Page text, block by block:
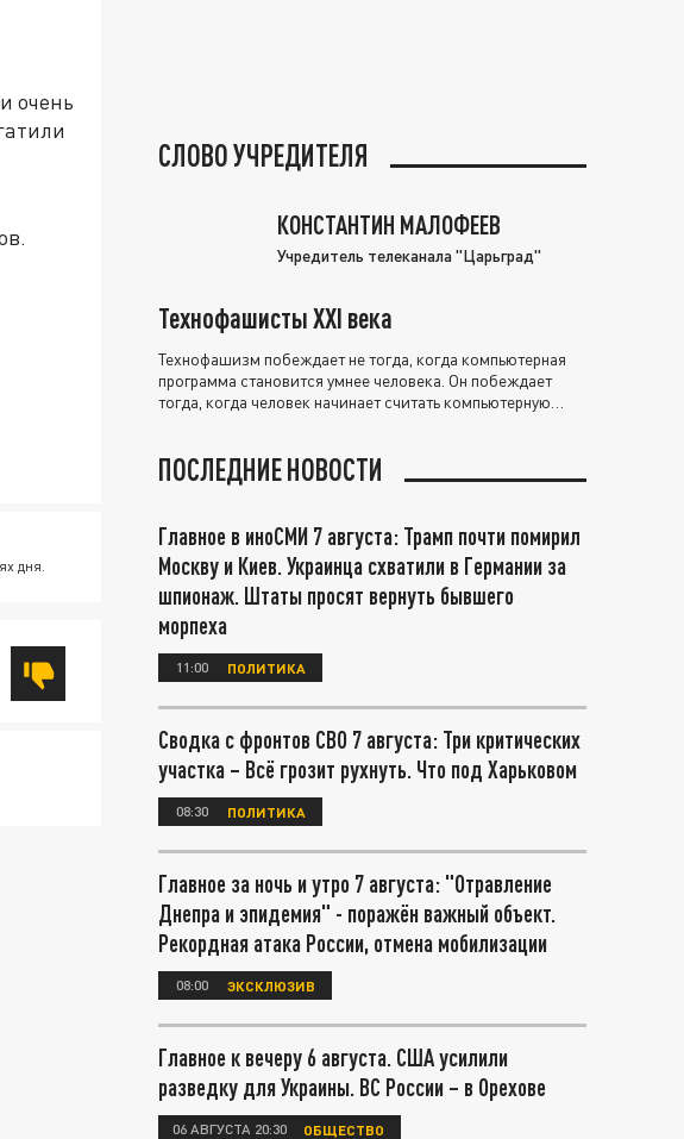
очень
дня.
СЛОВО УЧРЕДИТЕЛЯ
КОНСТАНТИН МАЛОФЕЕВ
Учредитель телеканала "Царьград"
Технофашисты XXI века
Технофашизм побеждает не тогда, когда компьютерная
программа становится умнее человека. Он побеждает
тогда, когда человек начинает считать компьютерную
ПОСЛЕДНИЕ НОВОСТИ
Главное в иноСМИ 7 августа: Трамп почти помирил
Москву и Киев. Украинца схватили в Германии за
шпионаж. Штаты просят вернуть бывшего
морпеха
11:00 ПОЛИТИКА
Сводка с фронтов СВО 7 августа: Три критических
участка – Всё грозит рухнуть. Что под Харьковом
08:30 ПОЛИТИКА
Главное за ночь и утро 7 августа: "Отравление
Днепра и эпидемия" - поражён важный объект.
Рекордная атака России, отмена мобилизации
08:00 ЭКСКЛЮЗИВ
Главное к вечеру 6 августа. США усилили
разведку для Украины. ВС России – в Орехове
06 АВГУСТА 20:30 ОБЩЕСТВО